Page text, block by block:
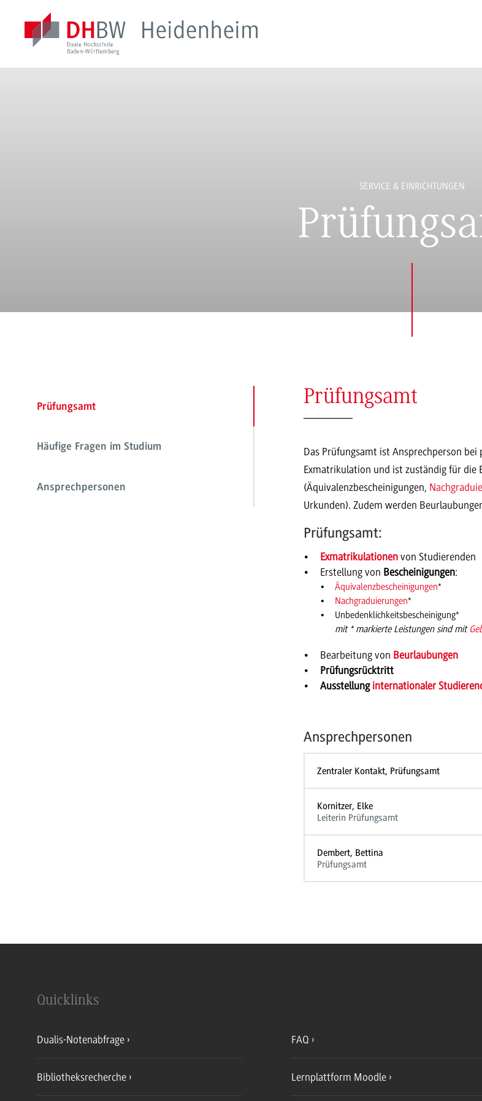
SERVICE & EINRICHTUNGEN
Prüfungsamt
Häufige Fragen im Studium
Ansprechpersonen
Prüfungsamt
Das Prüfungsamt ist Ansprechperson
Exmatrikulation und ist zuständig für die
(Äquivalenzbescheinigungen,
Urkunden). Zudem werden
Prüfungsamt:
Exmatrikulationenvon Studierenden
Erstellung von Bescheinigungen:
Äquivalenzbescheinigungen*
Nachgraduierungen*
Unbedenklichkeitsbescheinigung*
mit * markierte Leistungen sind mit
Bearbeitung von Beurlaubungen
Prüfungsrücktritt
Ausstellung internationaler
Ansprechpersonen
Zentraler Kontakt, Prüfungsamt
Kornitzer, Elke
Leiterin Prüfungsamt
Dembert, Bettina
Prüfungsamt
Quicklinks
Dualis-Notenabfrage FAQ
Bibliotheksrecherche Lernplattform Moodle